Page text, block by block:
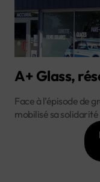
A+ Glass,
Face à l’épisode de
mobilisé sa